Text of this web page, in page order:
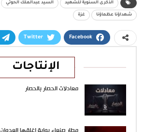
الذكرى السنوية للشهيد السيد عبدالملك الحوثي
شهداؤنا عظماؤنا غزة
Facebook
Twitter
الإنتاجات
معادلات الحصار بالحصار